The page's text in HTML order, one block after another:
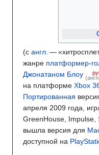
(с англ. —
жанре платформер-
Джонатаном Блоу
на платформе Xbox
Портированная
апреля 2009 года,
GreenHouse, Impulse,
вышла версия для
доступной на